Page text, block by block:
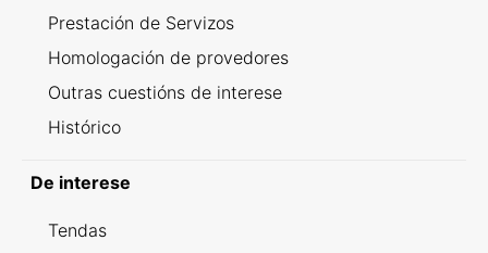
Prestación de Servizos
Homologación de provedores
Outras cuestións de interese
Histórico
De interese
Tendas